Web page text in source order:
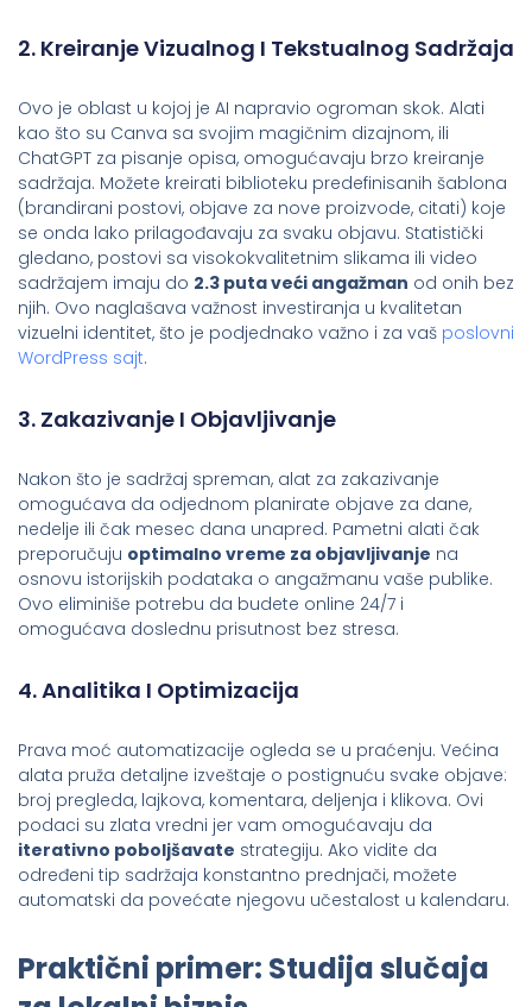
2. Kreiranje Vizualnog I Tekstualnog Sadržaja
Ovo je oblast u kojoj je AI napravio ogroman skok. Alati
kao što su Canva sa svojim magičnim dizajnom, ili
ChatGPT za pisanje opisa, omogućavaju brzo kreiranje
sadržaja. Možete kreirati biblioteku predefinisanih šablona
(brandirani postovi, objave za nove proizvode, citati) koje
se onda lako prilagođavaju za svaku objavu. Statistički
gledano, postovi sa visokokvalitetnim slikama ili video
sadržajem imaju do 2.3 puta veći angažman od onih bez
njih. Ovo naglašava važnost investiranja u kvalitetan
vizuelni identitet, što je podjednako važno i za vaš poslovni
WordPress sajt.
3. Zakazivanje I Objavljivanje
Nakon što je sadržaj spreman, alat za zakazivanje
omogućava da odjednom planirate objave za dane,
nedelje ili čak mesec dana unapred. Pametni alati čak
preporučuju optimalno vreme za objavljivanje na
osnovu istorijskih podataka o angažmanu vaše publike.
Ovo eliminiše potrebu da budete online 24/7 i
omogućava doslednu prisutnost bez stresa.
4. Analitika I Optimizacija
Prava moć automatizacije ogleda se u praćenju. Većina
alata pruža detaljne izveštaje o postignuću svake objave:
broj pregleda, lajkova, komentara, deljenja i klikova. Ovi
podaci su zlata vredni jer vam omogućavaju da
iterativno poboljšavate strategiju. Ako vidite da
određeni tip sadržaja konstantno prednjači, možete
automatski da povećate njegovu učestalost u kalendaru.
Praktični primer: Studija slučaja